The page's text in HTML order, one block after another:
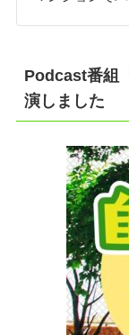
Podcast番組
演しました